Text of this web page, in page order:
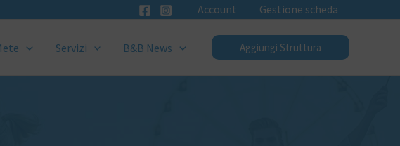
Account Gestione scheda
Servizi B&B News Aggiungi Struttura